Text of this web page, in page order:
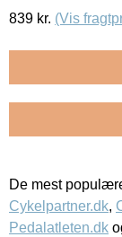
839 kr. (Vis
De mest
Cykelpartner.dk,
Pedalatleten.dk